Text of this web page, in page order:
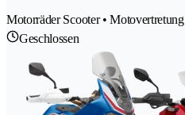
Motorräder Scooter • Motovertretung
Geschlossen